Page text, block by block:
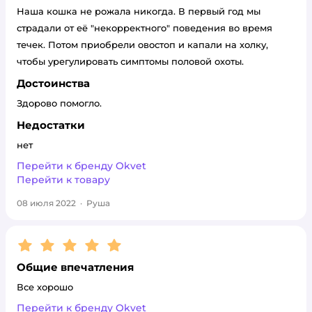
Наша кошка не рожала никогда. В первый год мы
страдали от её "некорректного" поведения во время
течек. Потом приобрели овостоп и капали на холку,
чтобы урегулировать симптомы половой охоты.
Достоинства
Здорово помогло.
Недостатки
нет
Перейти к бренду Okvet
Перейти к товару
08 июля 2022 · Руша
Рейтинг:5
Общие впечатления
Все хорошо
Перейти к бренду Okvet